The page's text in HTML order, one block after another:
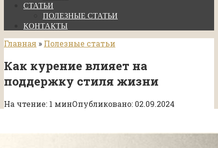
СТАТЬИ
ПОЛЕЗНЫЕ СТАТЬИ
КОНТАКТЫ
Главная » Полезные статьи
Как курение влияет на
поддержку стиля жизни
На чтение: 1 минОпубликовано: 02.09.2024